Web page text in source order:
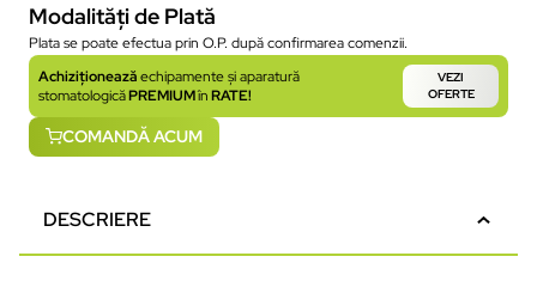
Modalități de Plată
Plata se poate efectua prin O.P. după confirmarea comenzii.
Achiziționeazăechipamente și aparatură
stomatologicăPREMIUMînRATE!
VEZI
OFERTE
COMANDĂ ACUM
DESCRIERE